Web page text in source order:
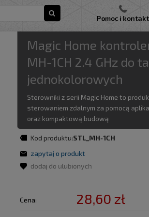
Pomoc i kontakt
Home
Magic Home
MH-1CH 2.4 GHz do
jednokolorowych
Sterowniki z serii Magic Home to
sterowaniem zdalnym za pomocą
oraz kompaktową budową
Kod produktu:STL_MH-1CH
zapytaj o produkt
dodaj do ulubionych
Cena: 28,60 zł